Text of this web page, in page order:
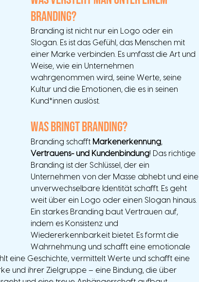
Branding?
Branding ist nicht nur ein Logo oder ein
Slogan. Es ist das Gefühl, das Menschen mit
einer Marke verbinden. Es umfasst die Art und
Weise, wie ein Unternehmen
wahrgenommen wird, seine Werte, seine
Kultur und die Emotionen, die es in seinen
Kund*innen auslöst.
Was bringt Branding?
Branding schafft Markenerkennung,
Vertrauens- und Kundenbindung! Das richtige
Branding ist der Schlüssel, der ein
Unternehmen von der Masse abhebt und eine
unverwechselbare Identität schafft. Es geht
weit über ein Logo oder einen Slogan hinaus.
Ein starkes Branding baut Vertrauen auf,
indem es Konsistenz und
Wiedererkennbarkeit bietet. Es formt die
Wahrnehmung und schafft eine emotionale
eine Geschichte, vermittelt Werte und schafft eine
und ihrer Zielgruppe – eine Bindung, die über